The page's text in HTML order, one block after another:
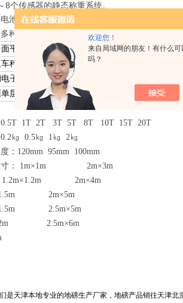
欢迎您！
来自局域网的朋友！有什么可
吗？
8个传感器的静态称重系统。
池，标准打印接口，A9P内置16列面板式微打打
种需求：
平台秤
双层电子平台秤
秤
高度可调双层小地磅
子平台秤
钢材缓冲秤
层小地磅
0.5T 1T 2T 3T 5T 8T 10T 15T 20T
㎏ 0.5 ㎏ 1 ㎏ 2 ㎏
：120mm 95mm 100mm
寸： 1m×1m 2m×3m
2m×4m
2m×5m
2.5m×5m
2.5m×6m
是天津本地专业的地磅生产厂家，地磅产品销往天津